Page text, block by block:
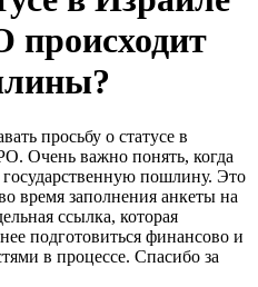
просьбу о статусе в
Очень важно понять, когда
пошлину. Это
время заполнения анкеты на
ссылка, которая
подготовиться финансово и
в процессе. Спасибо за